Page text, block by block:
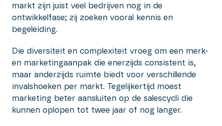
markt zijn juist veel bedrijven nog in de
ontwikkelfase; zij zoeken vooral kennis en
begeleiding.
Die diversiteit en complexiteit vroeg om een merk-
en marketingaanpak die enerzijds consistent is,
maar anderzijds ruimte biedt voor verschillende
invalshoeken per markt. Tegelijkertijd moest
marketing beter aansluiten op de salescycli die
kunnen oplopen tot twee jaar of nog langer.